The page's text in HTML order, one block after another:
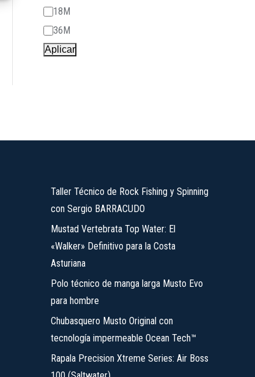
18M
36M
Aplicar
Taller Técnico de Rock Fishing y Spinning
con Sergio BARRACUDO
Mustad Vertebrata Top Water: El
«Walker» Definitivo para la Costa
Asturiana
Polo técnico de manga larga Musto Evo
para hombre
Chubasquero Musto Original con
tecnología impermeable Ocean Tech™
Rapala Precision Xtreme Series: Air Boss